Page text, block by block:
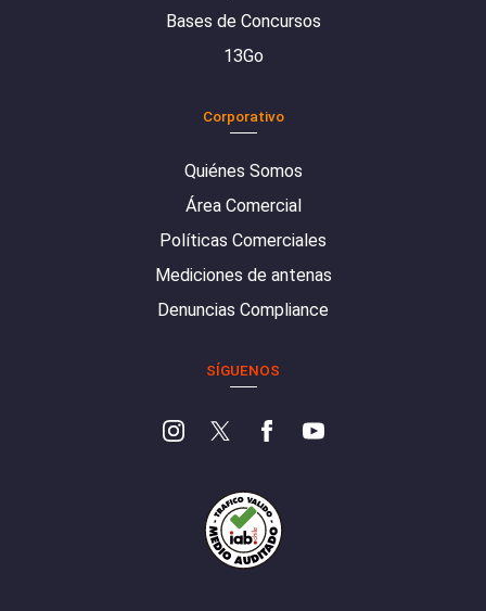
Bases de Concursos
13Go
Corporativo
Quiénes Somos
Área Comercial
Políticas Comerciales
Mediciones de antenas
Denuncias Compliance
SÍGUENOS